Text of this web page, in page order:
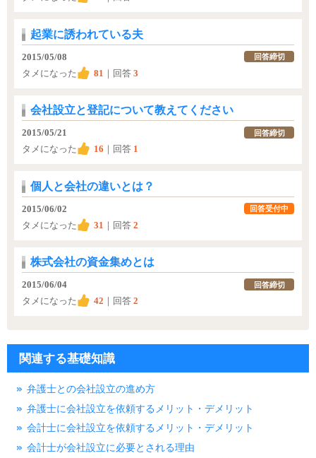
起業に誘われている夫
2015/05/08
タメになった
81 ｜回答 3
回答締切
会社設立と登記について教えてください
2015/05/21
タメになった
16 ｜回答 1
回答締切
個人と会社の違いとは？
2015/06/02
タメになった
31 ｜回答 2
回答受付中
株式会社の資金集めとは
2015/06/04
タメになった
42 ｜回答 2
回答締切
関連する基礎知識
弁護士との会社設立の進め方
弁護士に会社設立を依頼するメリット・デメリット
会計士に会社設立を依頼するメリット・デメリット
会計士が会社設立に必要とされる理由